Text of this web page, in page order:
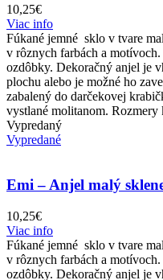
10,25€
Viac info
Fúkané jemné sklo v tvare
v rôznych farbách a
ozdôbky. Dekoračný anjel je
plochu alebo je možné ho
zabalený do darčekovej
vystlané molitanom.
Vypredaný
Vypredané
Emi – Anjel malý
10,25€
Viac info
Fúkané jemné sklo v tvare
v rôznych farbách a
ozdôbky. Dekoračný anjel je